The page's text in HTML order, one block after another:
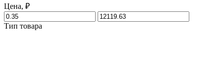
Цена, ₽
Тип товара